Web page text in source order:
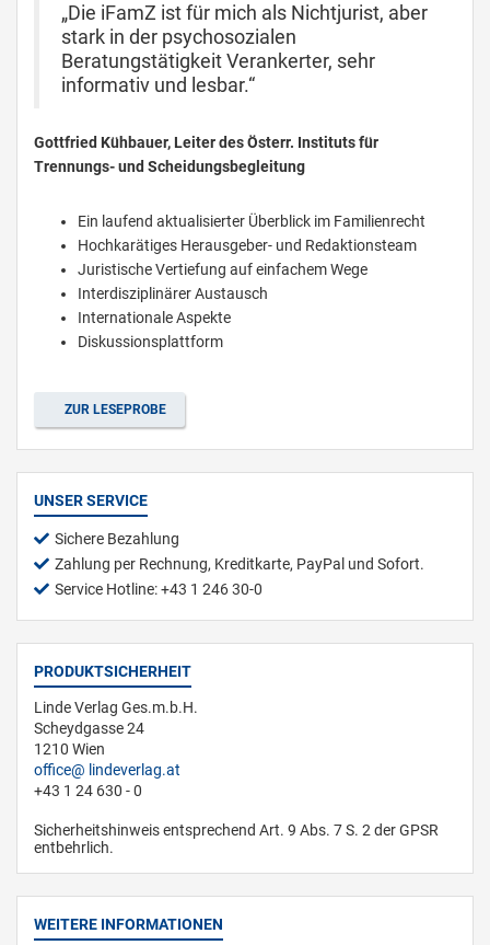
„Die iFamZ ist für mich als Nichtjurist, aber
stark in der psychosozialen
Beratungstätigkeit Verankerter, sehr
informativ und lesbar.“
Gottfried Kühbauer, Leiter des Österr. Instituts für
Trennungs- und Scheidungsbegleitung
Ein laufend aktualisierter Überblick im Familienrecht
Hochkarätiges Herausgeber- und Redaktionsteam
Juristische Vertiefung auf einfachem Wege
Interdisziplinärer Austausch
Internationale Aspekte
Diskussionsplattform
ZUR LESEPROBE
UNSER SERVICE
Sichere Bezahlung
Zahlung per Rechnung, Kreditkarte, PayPal und Sofort.
Service Hotline: +43 1 246 30-0
PRODUKTSICHERHEIT
Linde Verlag Ges.m.b.H.
Scheydgasse 24
1210 Wien
office
lindeverlag.at
+43 1 24 630 - 0
Sicherheitshinweis entsprechend Art. 9 Abs. 7 S. 2 der GPSR
entbehrlich.
WEITERE INFORMATIONEN